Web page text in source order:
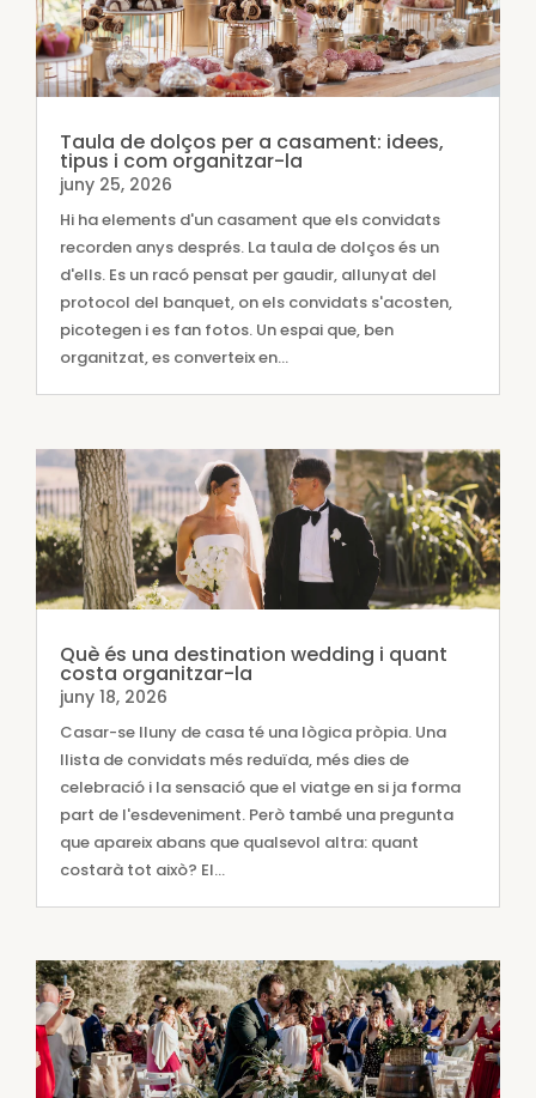
Taula de dolços per a casament: idees,
tipus i com organitzar-la
juny 25, 2026
Hi ha elements d'un casament que els convidats
recorden anys després. La taula de dolços és un
d'ells. Es un racó pensat per gaudir, allunyat del
protocol del banquet, on els convidats s'acosten,
picotegen i es fan fotos. Un espai que, ben
organitzat, es converteix en...
Què és una destination wedding i quant
costa organitzar-la
juny 18, 2026
Casar-se lluny de casa té una lògica pròpia. Una
llista de convidats més reduïda, més dies de
celebració i la sensació que el viatge en si ja forma
part de l'esdeveniment. Però també una pregunta
que apareix abans que qualsevol altra: quant
costarà tot això? El...